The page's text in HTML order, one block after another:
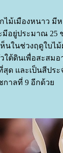
ม้เมืองหนาว มี
อยู่ประมาณ
นในช่วงฤดูใบไ
ใต้ดินเพื่อสะสม
และเป็นสีประ
กาลที่ 9 อีกด้ว